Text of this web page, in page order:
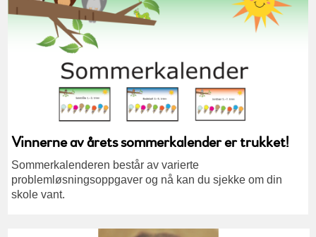
Vinnerne av årets sommerkalender er trukket!
Sommerkalenderen består av varierte
problemløsningsoppgaver og nå kan du sjekke om din
skole vant.